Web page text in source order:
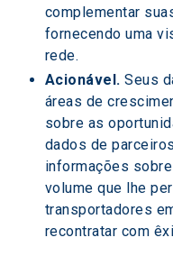
complementar
fornecendo uma
rede.
Acionável. Seus
áreas de
sobre as
dados de
informações
volume que lhe
transportadores
recontratar com